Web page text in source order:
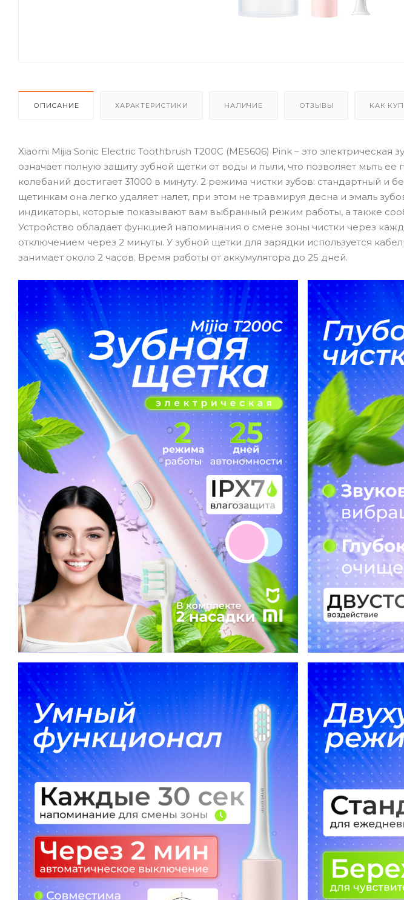
ОПИСАНИЕ ХАРАКТЕРИСТИКИ НАЛИЧИЕ ОТЗЫВЫ КАК
Xiaomi Mijia Sonic Electric Toothbrush T200C (MES606) Pink – это электрическая
означает полную защиту зубной щетки от воды и пыли, что позволяет мыть ее
колебаний достигает 31000 в минуту. 2 режима чистки зубов: стандартный и
щетинкам она легко удаляет налет, при этом не травмируя десна и эмаль
индикаторы, которые показывают вам выбранный режим работы, а также
Устройство обладает функцией напоминания о смене зоны чистки через
отключением через 2 минуты. У зубной щетки для зарядки используется
занимает около 2 часов. Время работы от аккумулятора до 25 дней.